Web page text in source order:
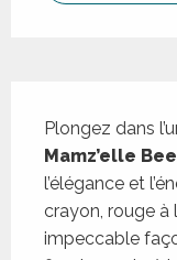
Mamz’elle Bee
l’élégance et
crayon, rouge à
impeccable